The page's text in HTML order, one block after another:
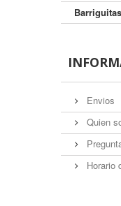
Barriguitas
Envios
Quien
Horario